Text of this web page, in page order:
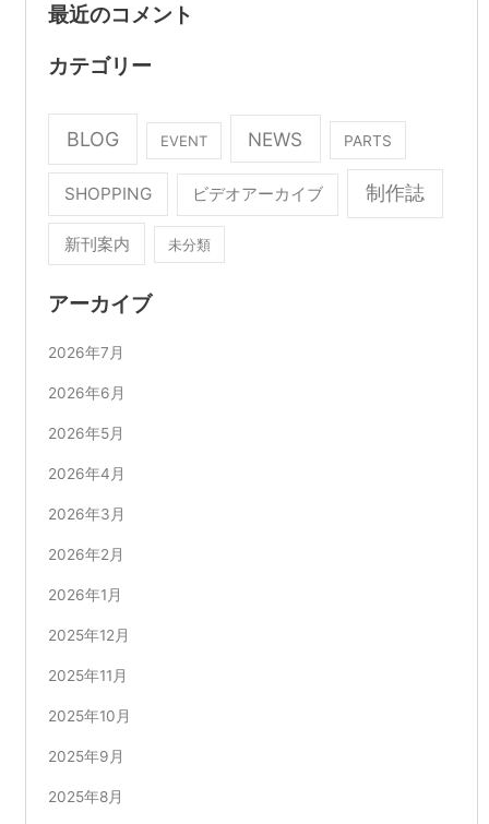
最近のコメント
カテゴリー
BLOG EVENT NEWS PARTS
SHOPPING ビデオアーカイブ 制作誌
新刊案内 未分類
アーカイブ
2026年7月
2026年6月
2026年5月
2026年4月
2026年3月
2026年2月
2026年1月
2025年12月
2025年11月
2025年10月
2025年9月
2025年8月